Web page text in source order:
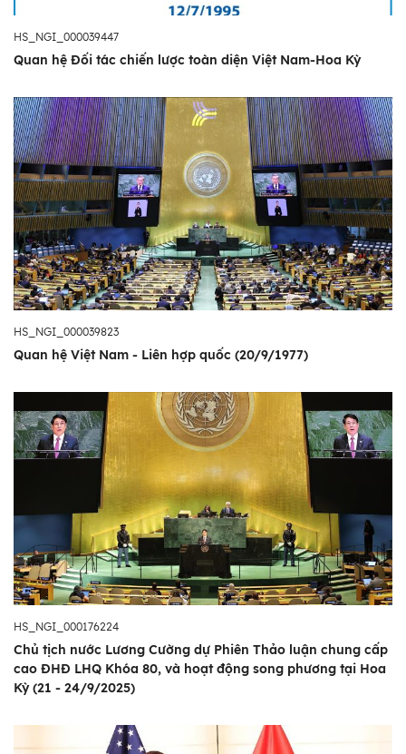
HS_NGI_000039447
Quan hệ Đối tác chiến lược toàn diện Việt Nam-Hoa Kỳ
HS_NGI_000039823
Quan hệ Việt Nam - Liên hợp quốc (20/9/1977)
HS_NGI_000176224
Chủ tịch nước Lương Cường dự Phiên Thảo luận chung cấp
cao ĐHĐ LHQ Khóa 80, và hoạt động song phương tại Hoa
Kỳ (21 - 24/9/2025)